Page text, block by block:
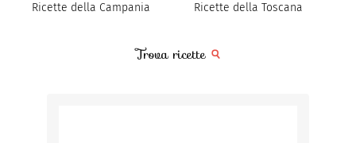
Ricette della Campania
Ricette della Toscana
Trova ricette